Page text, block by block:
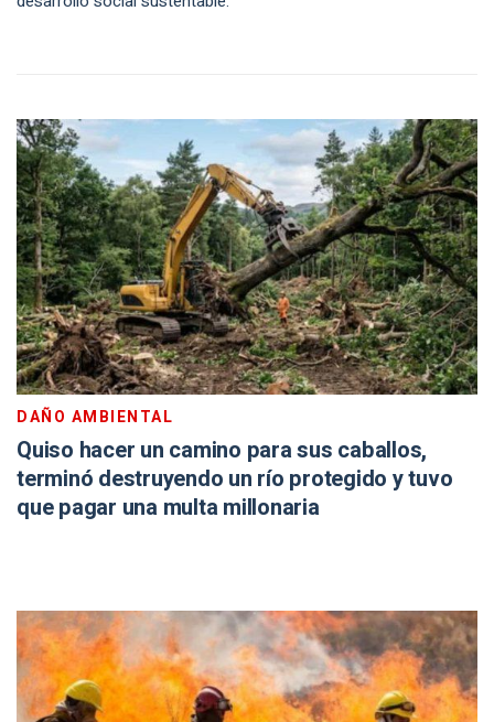
DAÑO AMBIENTAL
Quiso hacer un camino para sus caballos,
terminó destruyendo un río protegido y tuvo
que pagar una multa millonaria